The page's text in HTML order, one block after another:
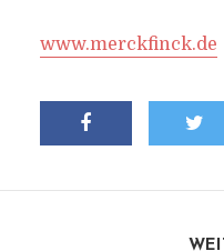
www.merckfinck.de